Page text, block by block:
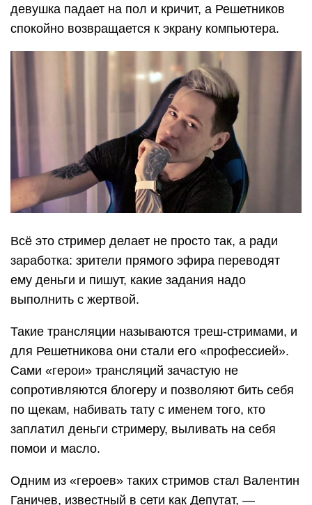
девушка падает на пол и кричит, а Решетников
спокойно возвращается к экрану компьютера.
Всё это стример делает не просто так, а ради
заработка: зрители прямого эфира переводят
ему деньги и пишут, какие задания надо
выполнить с жертвой.
Такие трансляции называются треш-стримами, и
для Решетникова они стали его «профессией».
Сами «герои» трансляций зачастую не
сопротивляются блогеру и позволяют бить себя
по щекам, набивать тату с именем того, кто
заплатил деньги стримеру, выливать на себя
помои и масло.
Одним из «героев» таких стримов стал Валентин
Ганичев, известный в сети как Депутат, —